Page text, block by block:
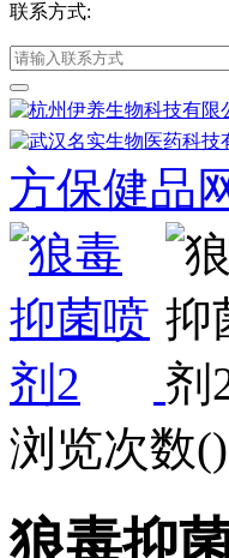
联系方式:
方保健品
浏览次数()
狼毒抑